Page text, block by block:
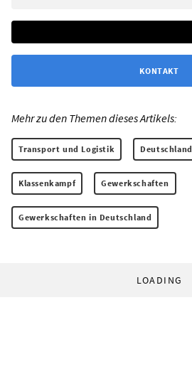
KONTAKT
Mehr zu den Themen dieses Artikels:
Transport und Logistik Deutschland
Klassenkampf Gewerkschaften
Gewerkschaften in Deutschland
LOADING